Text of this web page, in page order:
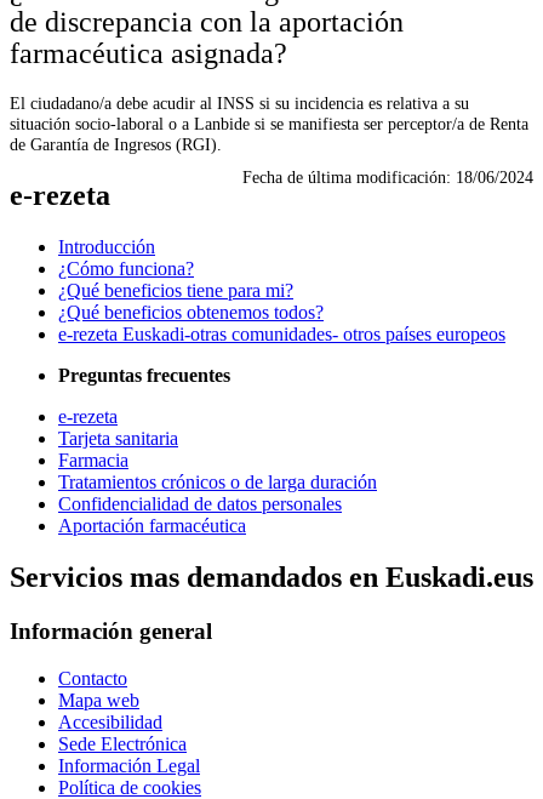
de discrepancia con la aportación
farmacéutica asignada?
El ciudadano/a debe acudir al INSS si su incidencia es relativa a su
situación socio-laboral o a Lanbide si se manifiesta ser perceptor/a de Renta
de Garantía de Ingresos (RGI).
Fecha de última modificación: 18/06/2024
e-rezeta
Introducción
¿Cómo funciona?
¿Qué beneficios tiene para mi?
¿Qué beneficios obtenemos todos?
e-rezeta Euskadi-otras comunidades- otros países europeos
Preguntas frecuentes
e-rezeta
Tarjeta sanitaria
Farmacia
Tratamientos crónicos o de larga duración
Confidencialidad de datos personales
Aportación farmacéutica
Servicios mas demandados en Euskadi.eus
Información general
Contacto
Mapa web
Accesibilidad
Sede Electrónica
Información Legal
Política de cookies